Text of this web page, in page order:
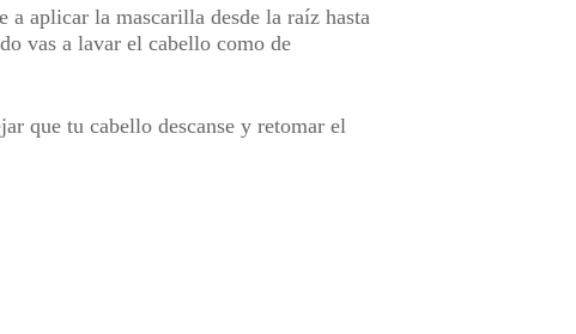
a aplicar la mascarilla desde la raíz hasta
vas a lavar el cabello como de
que tu cabello descanse y retomar el